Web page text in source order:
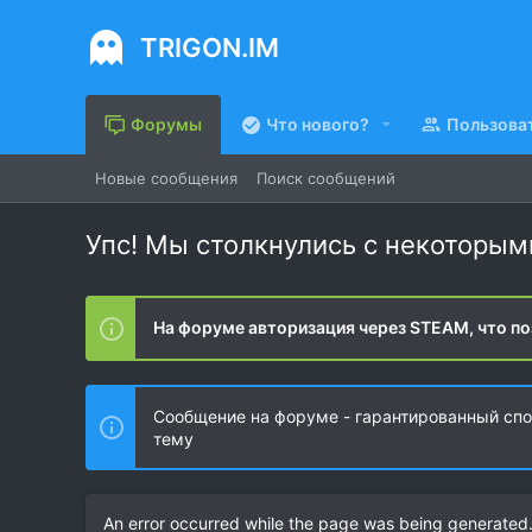
TRIGON.IM
Форумы Что нового?
Новые сообщения Поиск сообщений
Упс! Мы столкнулись с
На форуме авторизация через STEAM, что
Сообщение на форуме - гарантированный
тему
An error occurred while the page was being